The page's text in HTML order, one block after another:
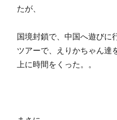
たが、
国境封鎖で、中国へ遊びに
ツアーで、えりかちゃん達
上に時間をくった。。